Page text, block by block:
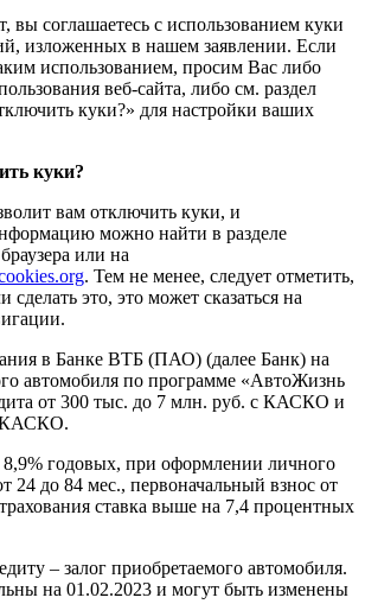
вы соглашаетесь с использованием куки
изложенных в нашем заявлении. Если
использованием, просим Вас либо
веб-сайта, либо см. раздел
куки?» для настройки ваших
куки?
вам отключить куки, и
можно найти в разделе
или на
. Тем не менее, следует отметить,
это, это может сказаться на
в Банке ВТБ (ПАО) (далее Банк) на
автомобиля по программе «АвтоЖизнь
от 300 тыс. до 7 млн. руб. с КАСКО и
КАСКО.
8,9% годовых, при оформлении личного
24 до 84 мес., первоначальный взнос от
ставка выше на 7,4 процентных
– залог приобретаемого автомобиля.
на 01.02.2023 и могут быть изменены